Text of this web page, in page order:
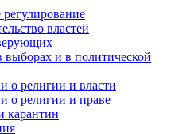
властей
выборах и в политической
о религии и власти
о религии и праве
карантин